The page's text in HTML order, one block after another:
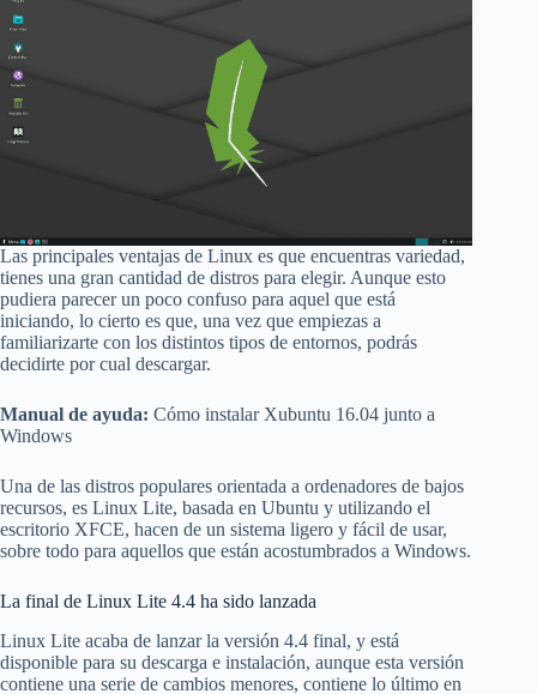
Las principales ventajas de Linux es que encuentras variedad,
tienes una gran cantidad de distros para elegir. Aunque esto
pudiera parecer un poco confuso para aquel que está
iniciando, lo cierto es que, una vez que empiezas a
familiarizarte con los distintos tipos de entornos, podrás
decidirte por cual descargar.
Manual de ayuda: Cómo instalar Xubuntu 16.04 junto a
Windows
Una de las distros populares orientada a ordenadores de bajos
recursos, es Linux Lite, basada en Ubuntu y utilizando el
escritorio XFCE, hacen de un sistema ligero y fácil de usar,
sobre todo para aquellos que están acostumbrados a Windows.
La final de Linux Lite 4.4 ha sido lanzada
Linux Lite acaba de lanzar la versión 4.4 final, y está
disponible para su descarga e instalación, aunque esta versión
contiene una serie de cambios menores, contiene lo último en